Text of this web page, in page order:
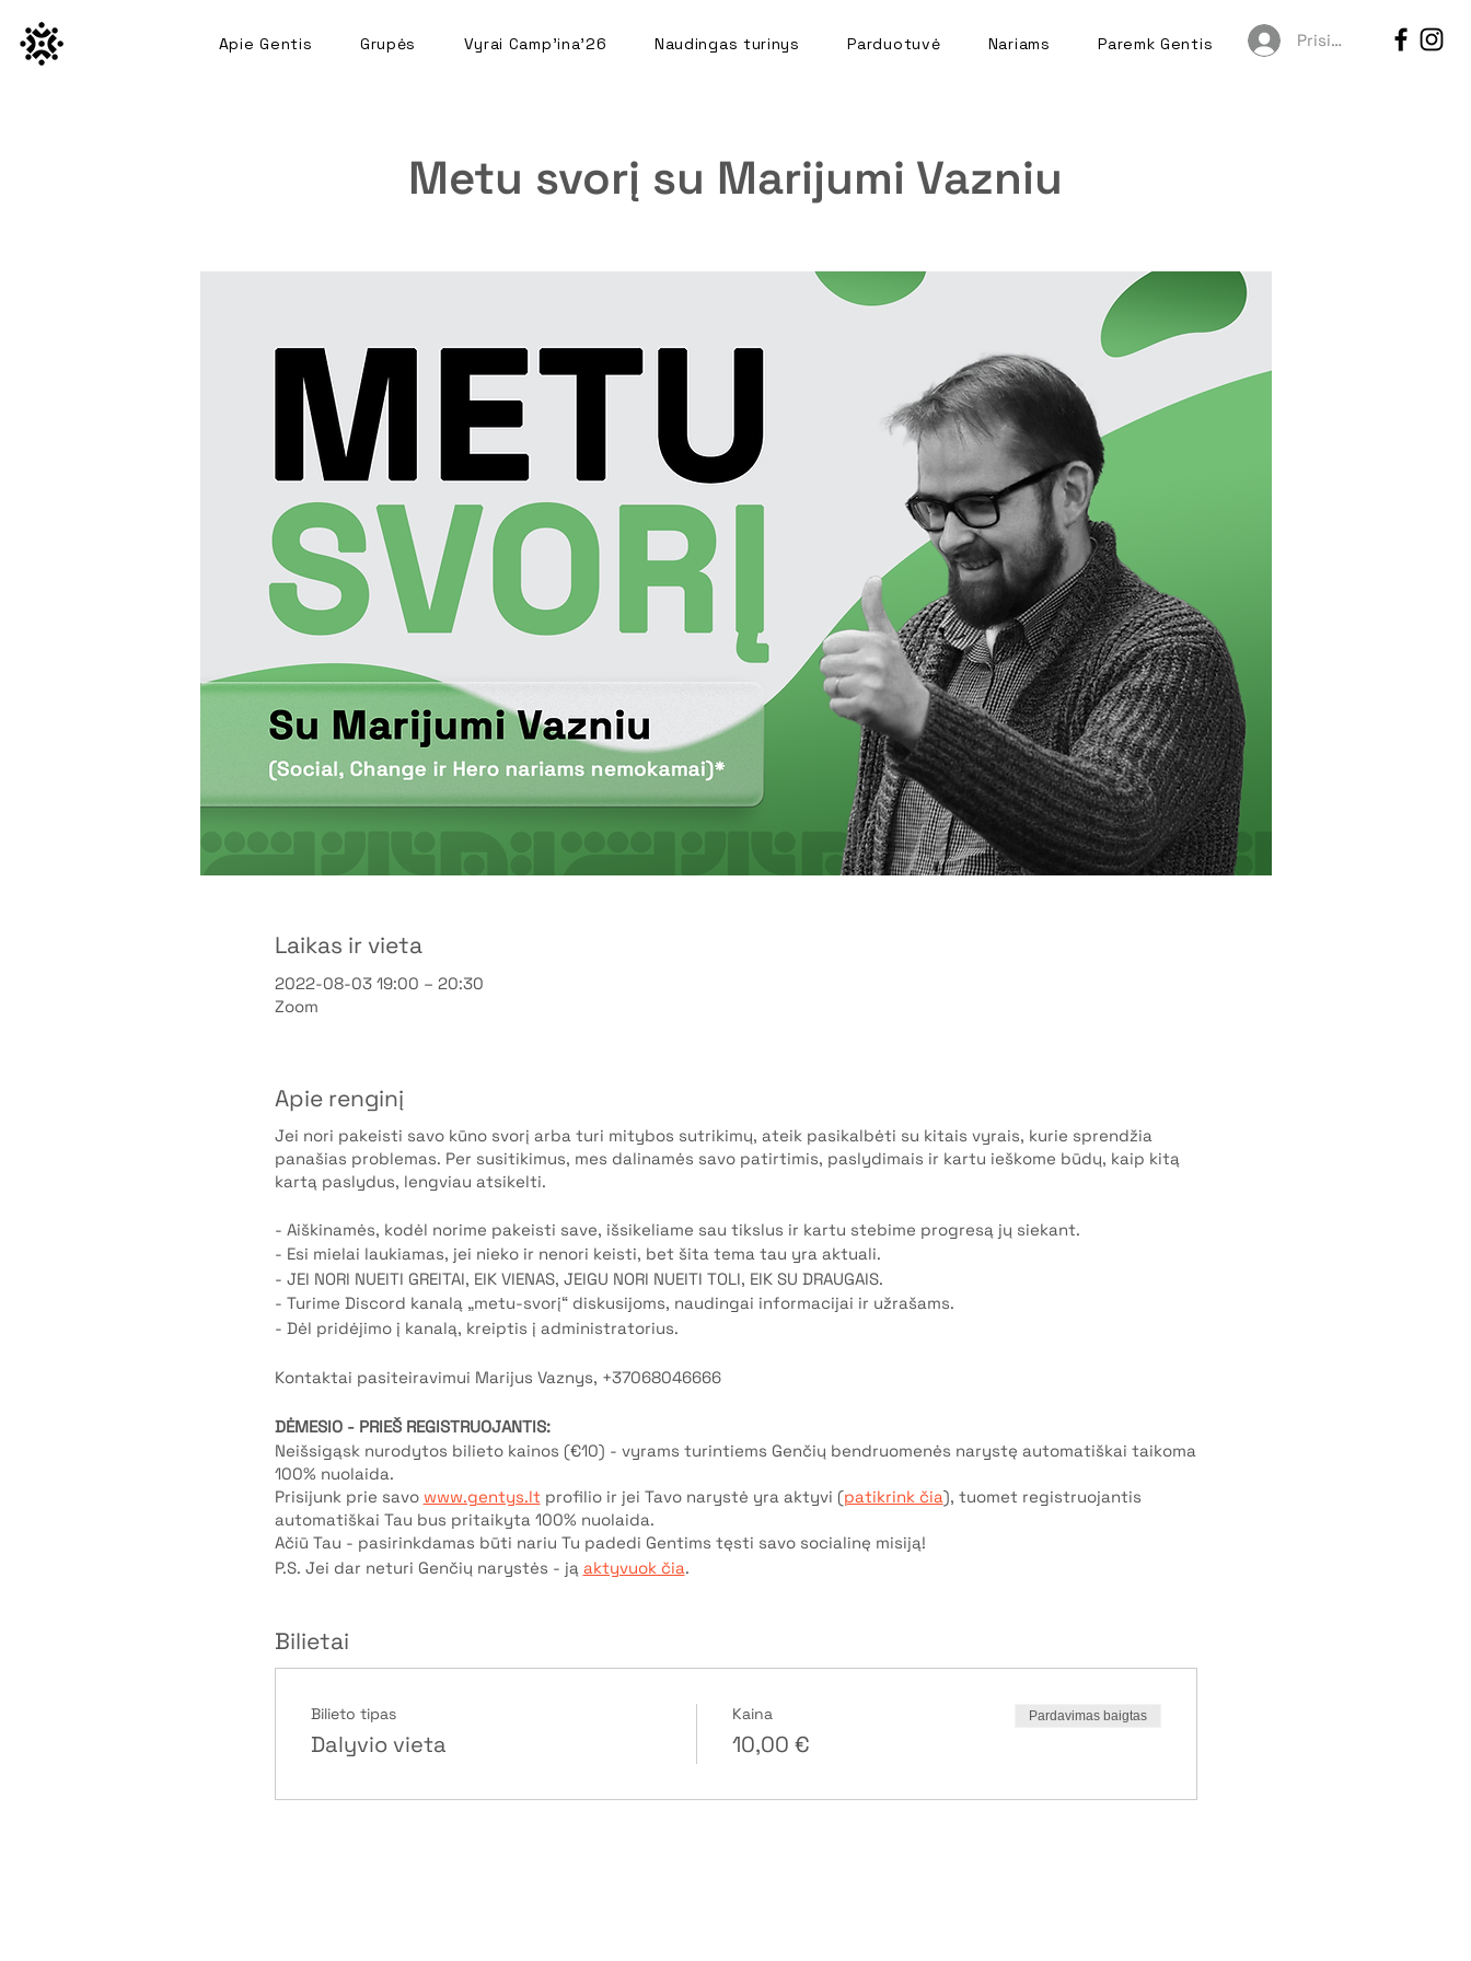
Prisijungti
Apie Gentis Grupės Vyrai Camp'ina'26 Naudingas turinys Parduotuvė Nariams Paremk Gentis
Metu svorį su Marijumi Vazniu
Laikas ir vieta
2022-08-03 19:00 – 20:30
Zoom
Apie renginį
Jei nori pakeisti savo kūno svorį arba turi mitybos sutrikimų, ateik pasikalbėti su kitais vyrais, kurie sprendžia
panašias problemas. Per susitikimus, mes dalinamės savo patirtimis, paslydimais ir kartu ieškome būdų, kaip kitą
kartą paslydus, lengviau atsikelti.
- Aiškinamės, kodėl norime pakeisti save, išsikeliame sau tikslus ir kartu stebime progresą jų siekant.
- Esi mielai laukiamas, jei nieko ir nenori keisti, bet šita tema tau yra aktuali.
- JEI NORI NUEITI GREITAI, EIK VIENAS, JEIGU NORI NUEITI TOLI, EIK SU DRAUGAIS.
- Turime Discord kanalą „metu-svorį“ diskusijoms, naudingai informacijai ir užrašams.
- Dėl pridėjimo į kanalą, kreiptis į administratorius.
Kontaktai pasiteiravimui Marijus Vaznys, +37068046666
DĖMESIO - PRIEŠ REGISTRUOJANTIS:
Neišsigąsk nurodytos bilieto kainos (€10) - vyrams turintiems Genčių bendruomenės narystę automatiškai taikoma
100% nuolaida.
Prisijunk prie savo www.gentys.ltprofilio ir jei Tavo narystė yra aktyvi (patikrink čia), tuomet registruojantis
automatiškai Tau bus pritaikyta 100% nuolaida.
Ačiū Tau - pasirinkdamas būti nariu Tu padedi Gentims tęsti savo socialinę misiją!
P.S. Jei dar neturi Genčių narystės - ją aktyvuok čia.
Bilietai
Bilieto tipas
Dalyvio vieta
Kaina
10,00 €
Pardavimas baigtas